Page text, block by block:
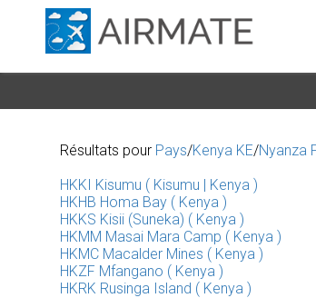
Résultats pour Pays/Kenya KE/Nyanza
HKKI Kisumu ( Kisumu | Kenya )
HKHB Homa Bay ( Kenya )
HKKS Kisii (Suneka) ( Kenya )
HKMM Masai Mara Camp ( Kenya )
HKMC Macalder Mines ( Kenya )
HKZF Mfangano ( Kenya )
HKRK Rusinga Island ( Kenya )